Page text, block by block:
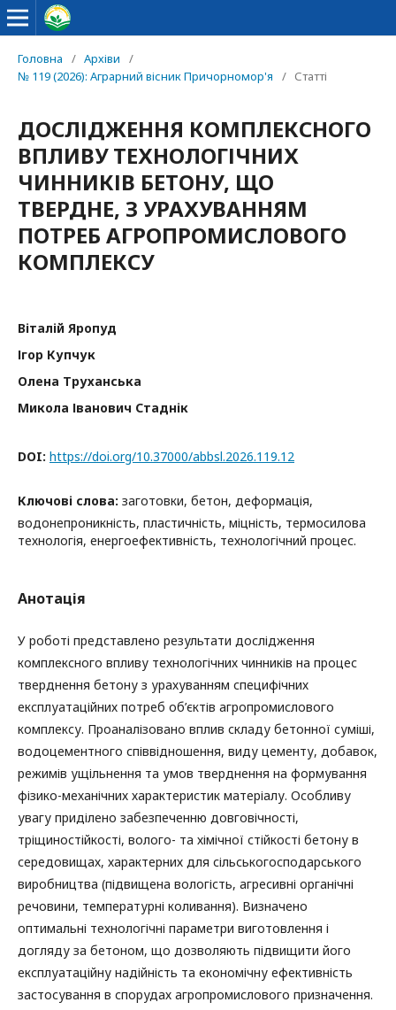
Головна / Архіви
/
№ 119 (2026): Аграрний вісник Причорномор'я
/ Статті
ДОСЛІДЖЕННЯ КОМПЛЕКСНОГО
ВПЛИВУ ТЕХНОЛОГІЧНИХ
ЧИННИКІВ БЕТОНУ, ЩО
ТВЕРДНЕ, З УРАХУВАННЯМ
ПОТРЕБ АГРОПРОМИСЛОВОГО
КОМПЛЕКСУ
Віталій Яропуд
Ігор Купчук
Олена Труханська
Микола Іванович Стаднік
DOI: https://doi.org/10.37000/abbsl.2026.119.12
Ключові слова: заготовки, бетон, деформація,
водонeпpоникніcть, пластичність, міцність, термосилова
технологія, енергоефективність, технологічний процес.
Анотація
У роботі представлено результати дослідження
комплексного впливу технологічних чинників на процес
тверднення бетону з урахуванням специфічних
експлуатаційних потреб об’єктів агропромислового
комплексу. Проаналізовано вплив складу бетонної суміші,
водоцементного співвідношення, виду цементу, добавок,
режимів ущільнення та умов тверднення на формування
фізико-механічних характеристик матеріалу. Особливу
увагу приділено забезпеченню довговічності,
тріщиностійкості, волого- та хімічної стійкості бетону в
середовищах, характерних для сільськогосподарського
виробництва (підвищена вологість, агресивні органічні
речовини, температурні коливання). Визначено
оптимальні технологічні параметри виготовлення і
догляду за бетоном, що дозволяють підвищити його
експлуатаційну надійність та економічну ефективність
застосування в спорудах агропромислового призначення.